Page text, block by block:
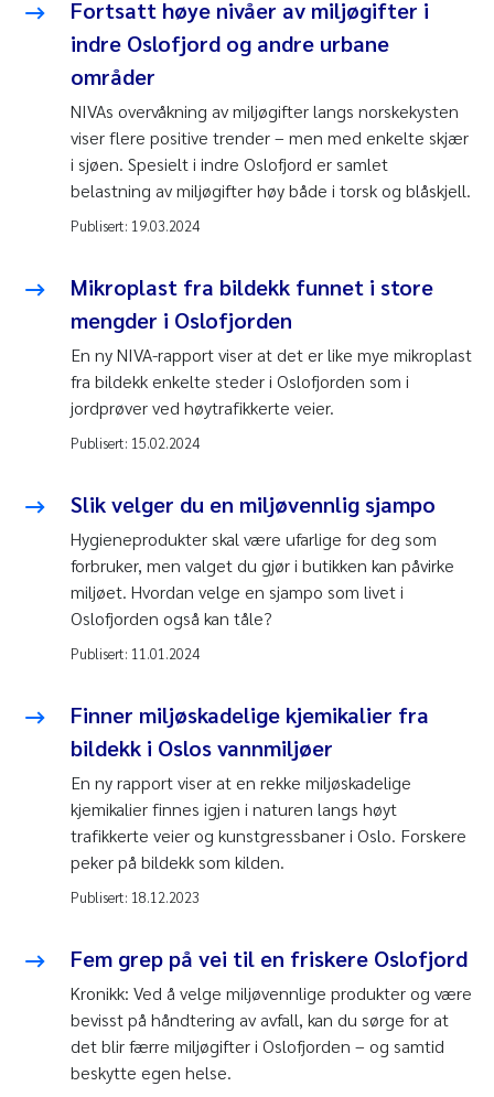
Fortsatt høye nivåer av miljøgifter i
indre Oslofjord og andre urbane
områder
NIVAs overvåkning av miljøgifter langs norskekysten
viser flere positive trender – men med enkelte skjær
i sjøen. Spesielt i indre Oslofjord er samlet
belastning av miljøgifter høy både i torsk og blåskjell.
Publisert: 19.03.2024
Mikroplast fra bildekk funnet i store
mengder i Oslofjorden
En ny NIVA-rapport viser at det er like mye mikroplast
fra bildekk enkelte steder i Oslofjorden som i
jordprøver ved høytrafikkerte veier.
Publisert: 15.02.2024
Slik velger du en miljøvennlig sjampo
Hygieneprodukter skal være ufarlige for deg som
forbruker, men valget du gjør i butikken kan påvirke
miljøet. Hvordan velge en sjampo som livet i
Oslofjorden også kan tåle?
Publisert: 11.01.2024
Finner miljøskadelige kjemikalier fra
bildekk i Oslos vannmiljøer
En ny rapport viser at en rekke miljøskadelige
kjemikalier finnes igjen i naturen langs høyt
trafikkerte veier og kunstgressbaner i Oslo. Forskere
peker på bildekk som kilden.
Publisert: 18.12.2023
Fem grep på vei til en friskere Oslofjord
Kronikk: Ved å velge miljøvennlige produkter og være
bevisst på håndtering av avfall, kan du sørge for at
det blir færre miljøgifter i Oslofjorden – og samtid
beskytte egen helse.